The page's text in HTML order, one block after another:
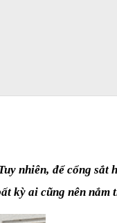
nhiên, để cổng sắt
kỳ ai cũng nên nắm